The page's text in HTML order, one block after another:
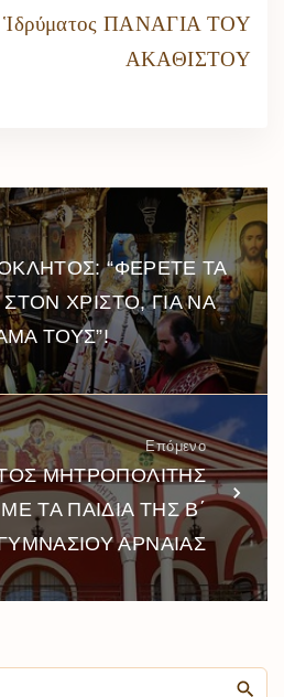
Ἱδρύματος ΠΑΝΑΓΙΑ ΤΟΥ
ΑΚΑΘΙΣΤΟΥ
“ΦΕΡΕΤΕ ΤΑ
ΧΡΙΣΤΟ, ΓΙΑ ΝΑ
ΤΟΥΣ”!
Επόμενο
ΜΗΤΡΟΠΟΛΙΤΗΣ
ΤΑ ΠΑΙΔΙΑ ΤΗΣ Β΄
ΑΡΝΑΙΑΣ